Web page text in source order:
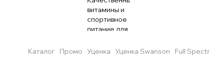
Каталог Промо Уценка Уценка Swanson Full